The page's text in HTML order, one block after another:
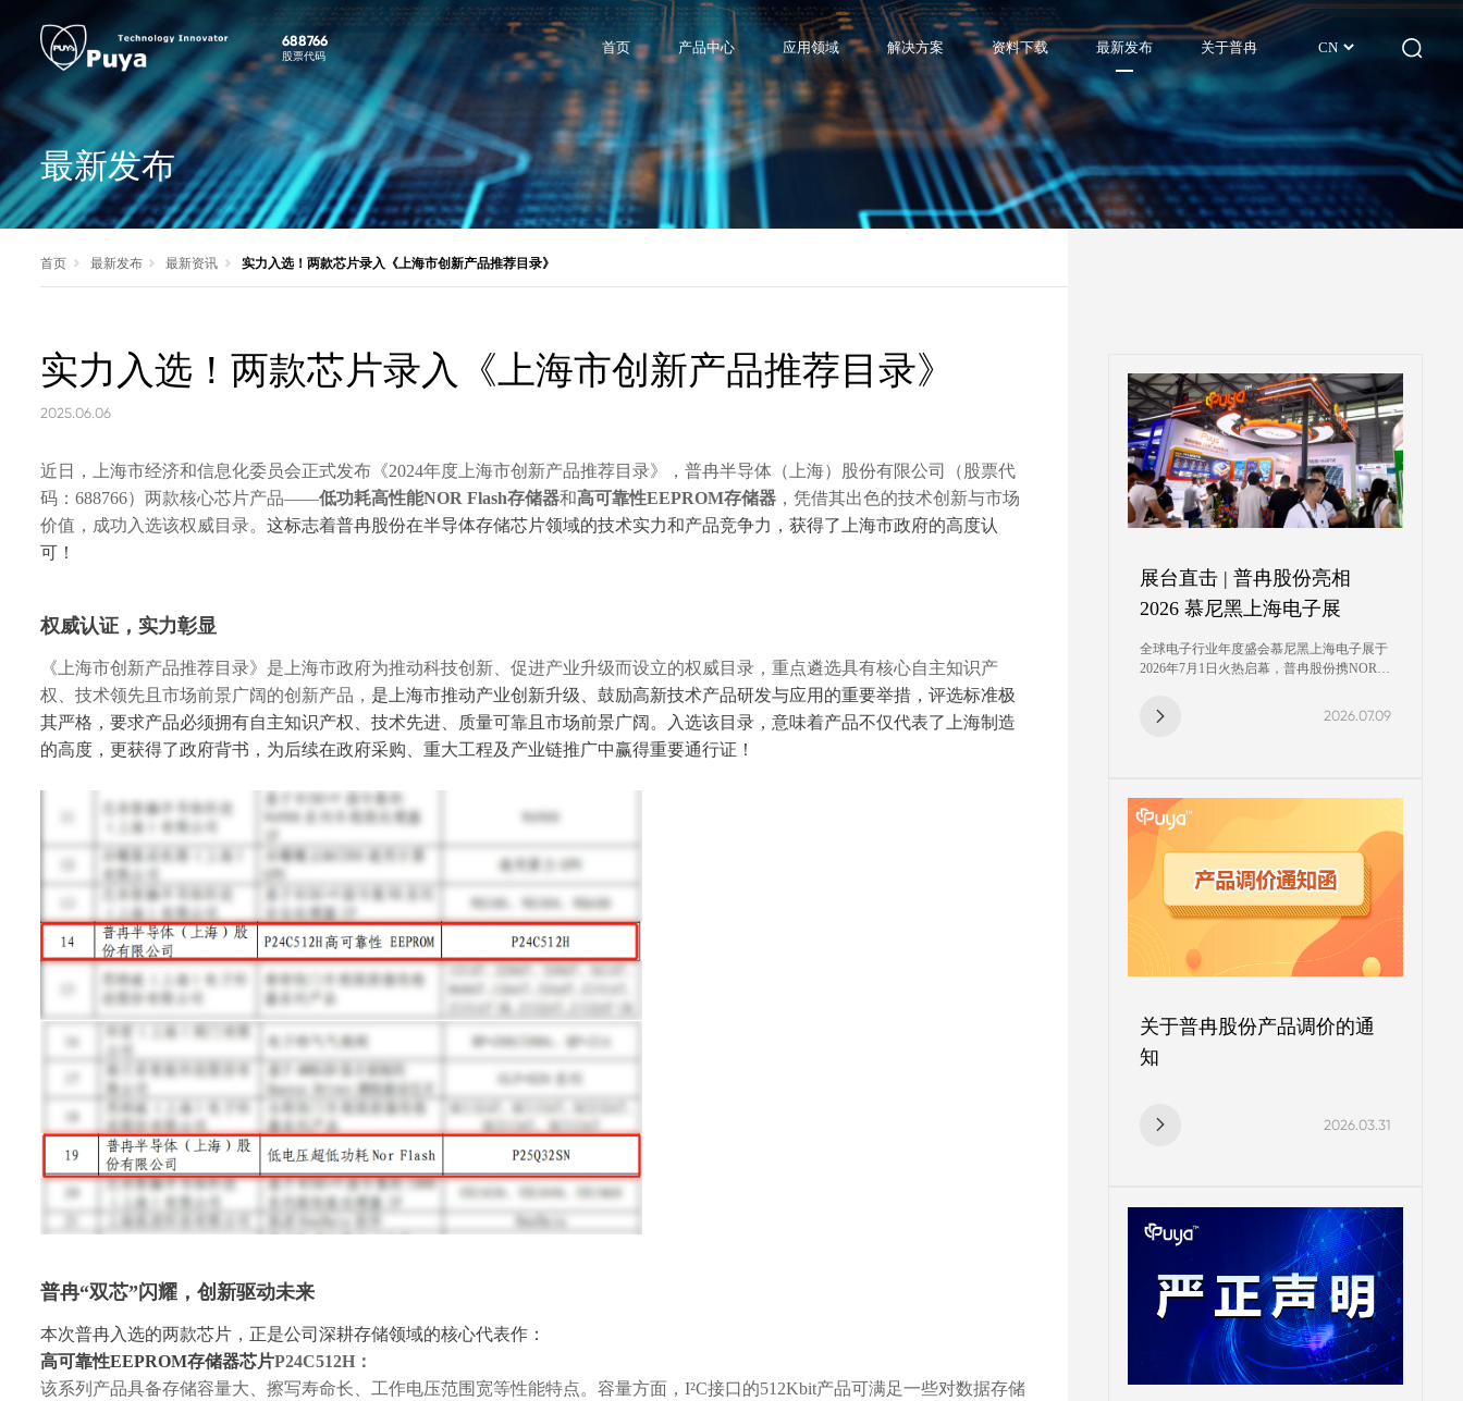
688766
股票代码
首页 产品中心 应用领域 解决方案 资料下载 最新发布 关于普冉 CN
最新发布
首页 最新发布 最新资讯 实力入选！两款芯片录入《上海市创新产品推荐目录》
实力入选！两款芯片录入《上海市创新产品推荐目录》
2025.06.06
近日，上海市经济和信息化委员会正式发布《2024年度上海市创新产品推荐目录》，普冉半导体（上海）股份有限公司（股票代
码：688766）两款核心芯片产品——低功耗高性能NOR Flash存储器和高可靠性EEPROM存储器，凭借其出色的技术创新与市场
价值，成功入选该权威目录。 这标志着普冉股份在半导体存储芯片领域的技术实力和产品竞争力，获得了上海市政府的高度认
可！
权威认证，实力彰显
《上海市创新产品推荐目录》是上海市政府为推动科技创新、促进产业升级而设立的权威目录，重点遴选具有核心自主知识产
权、技术领先且市场前景广阔的创新产品， 是上海市推动产业创新升级、鼓励高新技术产品研发与应用的重要举措，评选标准极
其严格，要求产品必须拥有自主知识产权、技术先进、质量可靠且市场前景广阔。入选该目录，意味着产品不仅代表了上海制造
的高度，更获得了政府背书，为后续在政府采购、重大工程及产业链推广中赢得重要通行证！
普冉“双芯”闪耀，创新驱动未来
本次普冉入选的两款芯片，正是公司深耕存储领域的核心代表作：
高可靠性EEPROM存储器芯片P24C512H：
该系列产品具备存储容量大、擦写寿命长、工作电压范围宽等性能特点。容量方面， I²C接口的512Kbit产品可满足一些对数据存储
展台直击 | 普冉股份亮相
2026 慕尼黑上海电子展
全球电子行业年度盛会慕尼黑上海电子展于
2026年7月1日火热启幕，普冉股份携NOR
海新国际博览中心N5馆632号展位重磅亮
2026.07.09
关于普冉股份产品调价的通
知
2026.03.31